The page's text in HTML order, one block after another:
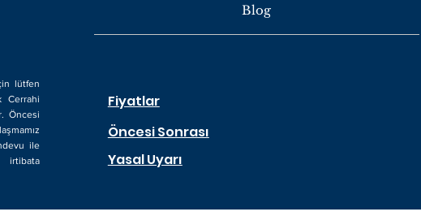
lütfen
Cerrahi
Öncesi
ile
irtibata
Blog
Fiyatlar
Öncesi Sonrası
Yasal Uyarı